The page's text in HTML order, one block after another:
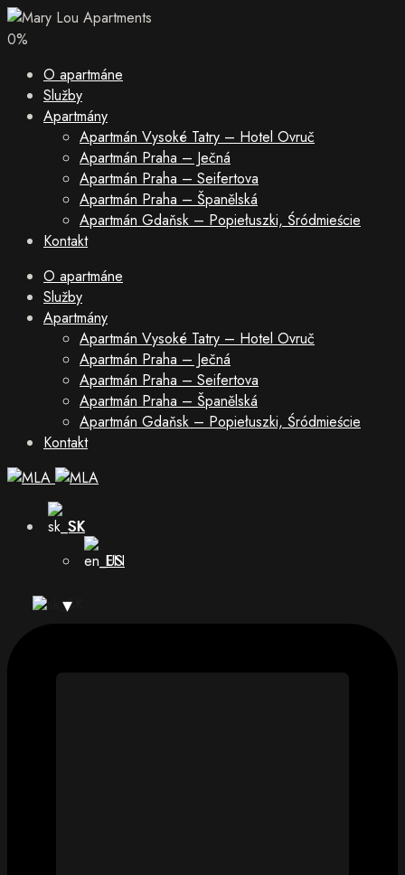
0%
O apartmáne
Služby
Apartmány
Apartmán Vysoké Tatry – Hotel Ovruč
Apartmán Praha – Ječná
Apartmán Praha – Seifertova
Apartmán Praha – Španělská
Apartmán Gdaňsk – Popiełuszki, Śródmieście
Kontakt
O apartmáne
Služby
Apartmány
Apartmán Vysoké Tatry – Hotel Ovruč
Apartmán Praha – Ječná
Apartmán Praha – Seifertova
Apartmán Praha – Španělská
Apartmán Gdaňsk – Popiełuszki, Śródmieście
Kontakt
SK
EN